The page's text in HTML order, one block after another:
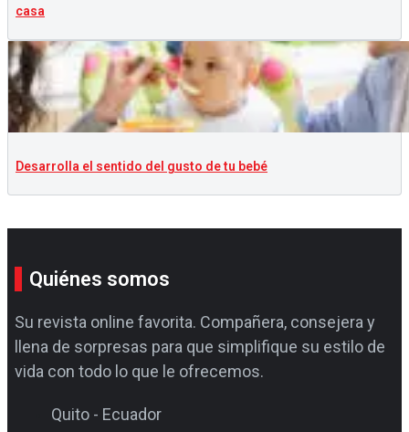
casa
Desarrolla el sentido del gusto de tu bebé
Quiénes somos
Su revista online favorita. Compañera, consejera y
llena de sorpresas para que simplifique su estilo de
vida con todo lo que le ofrecemos.
Quito - Ecuador